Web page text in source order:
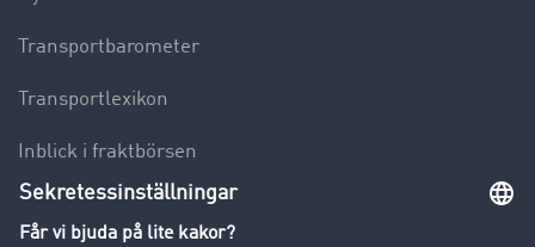
Transportbarometer
Transportlexikon
Inblick i fraktbörsen
Körförbud för lastbilar